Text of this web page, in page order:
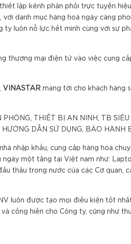
lập kênh phân phối trực tuyến
danh mục hàng hoá ngày càng
ty luôn nỗ lực hết mình cùng với sự
thương mại điện tử vào việc cung
VINAS TAR mang tới cho khách hàng
THIẾT BỊ AN NINH, TB
DẪN SỬ DỤNG, BẢO HÀNH
nhập khẩu, cung cấp hàng hóa
một tăng tại Việt nam như:
thầu trong nước của các Cơ quan,
luôn được tạo mọi điều kiện tốt
cống hiến cho Công ty, cũng như